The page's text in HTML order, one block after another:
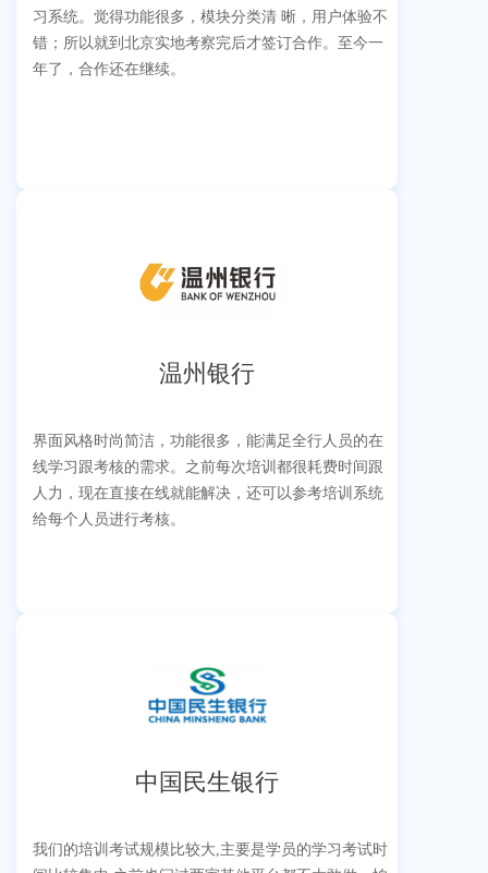
习系统。觉得功能很多，模块分类清 晰，用户体验不
错；所以就到北京实地考察完后才签订合作。至今一
年了，合作还在继续。
温州银行
界面风格时尚简洁，功能很多，能满足全行人员的在
线学习跟考核的需求。之前每次培训都很耗费时间跟
人力，现在直接在线就能解决，还可以参考培训系统
给每个人员进行考核。
中国民生银行
我们的培训考试规模比较大,主要是学员的学习考试时